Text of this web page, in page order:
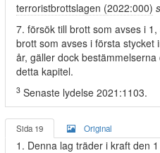
terroristbrottslagen (2022:000)
7. försök till brott som avses i
brott som avses i första stycket
år, gäller dock
detta kapitel.
3 Senaste lydelse 2021:1103.
Sida 19 Original
1. Denna lag träder i kraft den